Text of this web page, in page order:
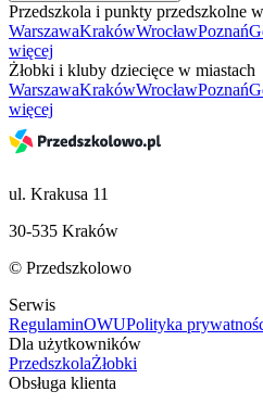
Przedszkola i punkty przedszkolne
WarszawaKrakówWrocławPoznań
więcej
Żłobki i kluby dziecięce w miastach
WarszawaKrakówWrocławPoznań
więcej
ul. Krakusa 11
30-535 Kraków
© Przedszkolowo
Serwis
RegulaminOWUPolityka
Dla użytkowników
PrzedszkolaŻłobki
Obsługa klienta